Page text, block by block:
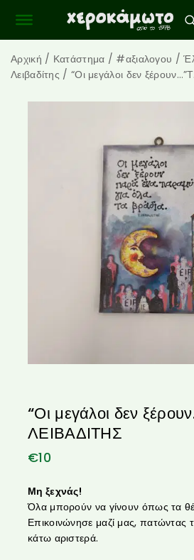
Αρχική / Κατάστημα / #αξιαλογου /
Λειβαδίτης / “Οι μεγάλοι δεν
“Οι μεγάλοι δεν
ΛΕΙΒΑΔΙΤΗΣ
€10
Μη ξεχνάς!
Όλα μπορούν να γίνουν όπως τα
Επικοινώνησε μαζί μας, πατώντας
κάτω αριστερά.